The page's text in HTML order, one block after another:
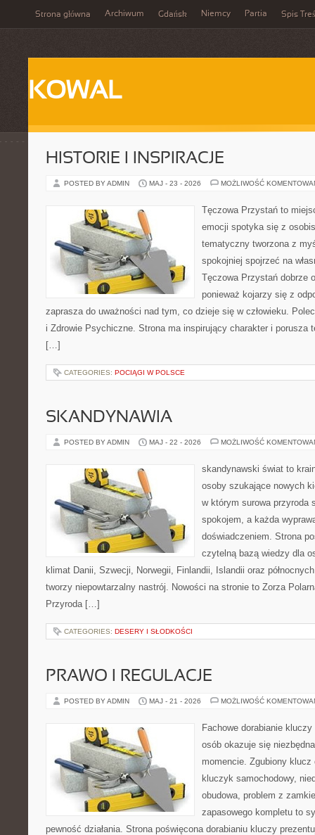
Strona główna Archiwum Gdańsk Niemcy Partia Spis
KOWAL
HISTORIE I INSPIRACJE
POSTED BY ADMIN MAJ - 23 - 2026 MOŻLIWOŚĆ
Tęczowa Przystań to
emocji spotyka się z
tematyczny tworzona z
spokojniej spojrzeć na
Tęczowa Przystań dobrze
ponieważ kojarzy się z
zaprasza do uważności nad tym, co dzieje się w człowieku.
i Zdrowie Psychiczne. Strona ma inspirujący charakter i porusza
[…]
CATEGORIES: POCIĄGI W POLSCE
SKANDYNAWIA
POSTED BY ADMIN MAJ - 22 - 2026 MOŻLIWOŚĆ
skandynawski świat to
osoby szukające nowych
w którym surowa przyroda
spokojem, a każda
doświadczeniem. Strona
czytelną bazą wiedzy dla
klimat Danii, Szwecji, Norwegii, Finlandii, Islandii oraz
tworzy niepowtarzalny nastrój. Nowości na stronie to Zorza
Przyroda […]
CATEGORIES: DESERY I SŁODKOŚCI
PRAWO I REGULACJE
POSTED BY ADMIN MAJ - 21 - 2026 MOŻLIWOŚĆ
Fachowe dorabianie
osób okazuje się
momencie. Zgubiony
kluczyk samochodowy,
obudowa, problem z
zapasowego kompletu to
pewność działania. Strona poświęcona dorabianiu kluczy